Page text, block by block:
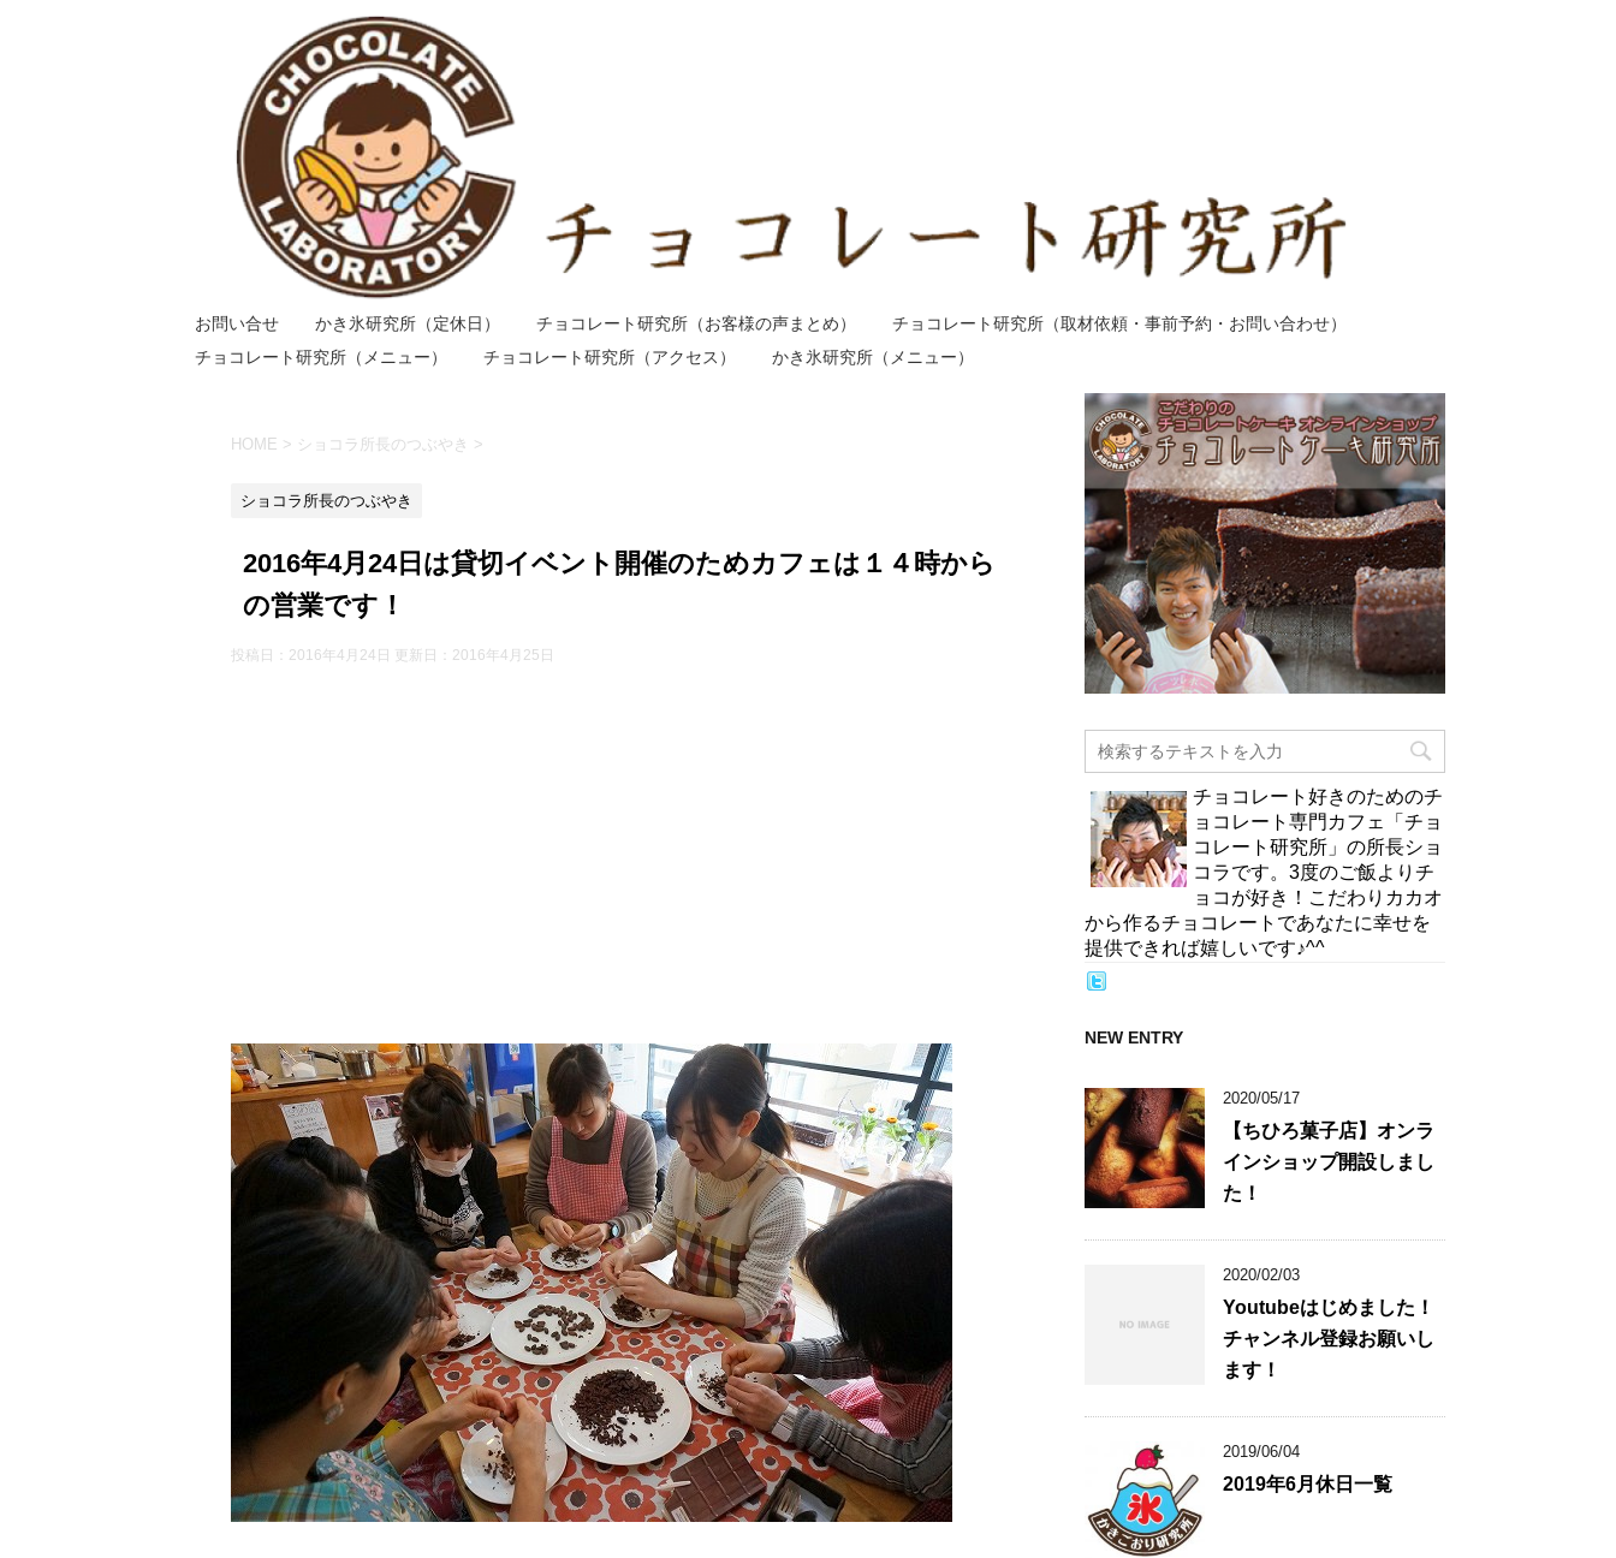
お問い合せ かき氷研究所（定休日） チョコレート研究所（お客様の声まとめ）
チョコレート研究所（取材依頼・事前予約・お問い合わせ）
チョコレート研究所（メニュー）
チョコレート研究所（アクセス） かき氷研究所（メニュー）
HOME > ショコラ所長のつぶやき >
ショコラ所長のつぶやき
2016年4月24日は貸切イベント開催のためカフェは１４時から
の営業です！
投稿日：2016年4月24日 更新日： 2016年4月25日
チョコレート好きのためのチ
ョコレート専門カフェ「チョ
コレート研究所」の所長ショ
コラです。3度のご飯よりチ
ョコが好き！こだわりカカオ
から作るチョコレートであなたに幸せを
提供できれば嬉しいです♪^^
NEW ENTRY
2020/05/17
【ちひろ菓子店】オンラ
インショップ開設しまし
た！
2020/02/03
Youtubeはじめました！
チャンネル登録お願いし
ます！
2019/06/04
2019年6月休日一覧